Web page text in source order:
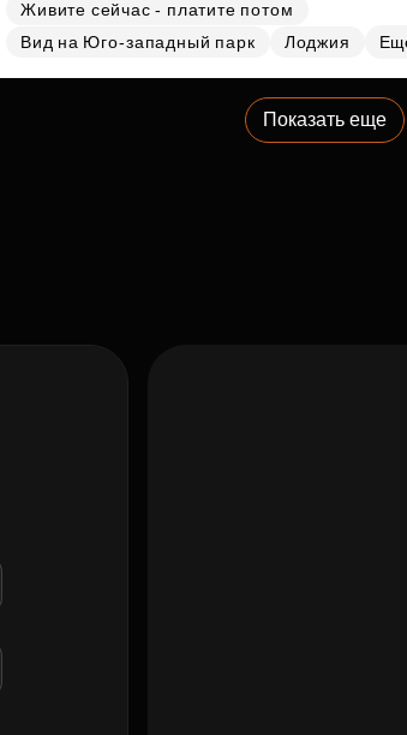
Живите сейчас - платите потом
Вид на Юго-западный парк
Лоджия
Показать еще